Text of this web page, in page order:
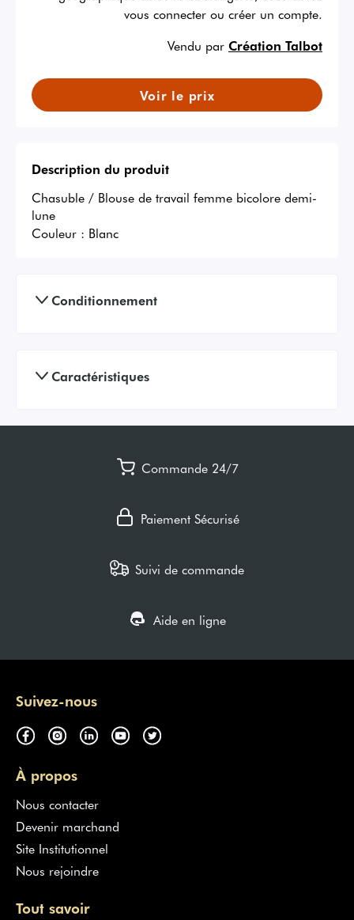
vous connecter ou créer un compte.
Vendu par Création Talbot
Voir le prix
Description du produit
Chasuble / Blouse de travail femme bicolore demi-
lune
Couleur : Blanc
Conditionnement
Caractéristiques
Commande 24/7
Paiement Sécurisé
Suivi de commande
Aide en ligne
Suivez-nous
À propos
Nous contacter
Devenir marchand
Site Institutionnel
Nous rejoindre
Tout savoir